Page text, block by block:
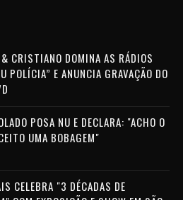
& CRISTIANO DOMINA AS RÁDIOS
POLÍCIA” E ANUNCIA GRAVAÇÃO DO
POSA NU E DECLARA: "ACHO O
UMA BOBAGEM"
CELEBRA "3 DÉCADAS DE